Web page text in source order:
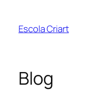
Escola Criart
Blog